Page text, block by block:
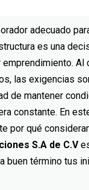
adecuado
es una
Al
las exigencias
de mantener
constante. En
por qué
S.A de C.V
buen término tus